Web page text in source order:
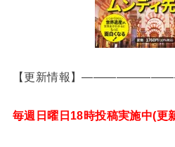
【更新情報】
毎週日曜日18時投稿実施中(更